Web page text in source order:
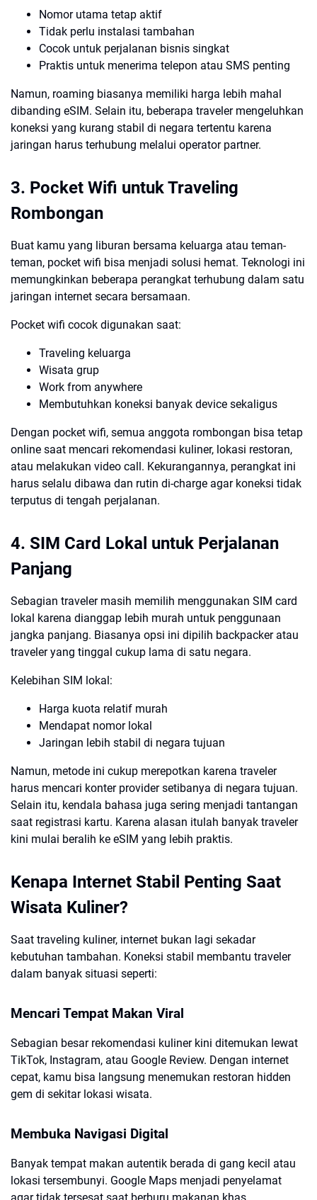
Nomor utama tetap aktif
Tidak perlu instalasi tambahan
Cocok untuk perjalanan bisnis singkat
Praktis untuk menerima telepon atau SMS penting
Namun, roaming biasanya memiliki harga lebih mahal
dibanding eSIM. Selain itu, beberapa traveler mengeluhkan
koneksi yang kurang stabil di negara tertentu karena
jaringan harus terhubung melalui operator partner.
3. Pocket Wifi untuk Traveling
Rombongan
Buat kamu yang liburan bersama keluarga atau teman-
teman, pocket wifi bisa menjadi solusi hemat. Teknologi ini
memungkinkan beberapa perangkat terhubung dalam satu
jaringan internet secara bersamaan.
Pocket wifi cocok digunakan saat:
Traveling keluarga
Wisata grup
Work from anywhere
Membutuhkan koneksi banyak device sekaligus
Dengan pocket wifi, semua anggota rombongan bisa tetap
online saat mencari rekomendasi kuliner, lokasi restoran,
atau melakukan video call. Kekurangannya, perangkat ini
harus selalu dibawa dan rutin di-charge agar koneksi tidak
terputus di tengah perjalanan.
4. SIM Card Lokal untuk Perjalanan
Panjang
Sebagian traveler masih memilih menggunakan SIM card
lokal karena dianggap lebih murah untuk penggunaan
jangka panjang. Biasanya opsi ini dipilih backpacker atau
traveler yang tinggal cukup lama di satu negara.
Kelebihan SIM lokal:
Harga kuota relatif murah
Mendapat nomor lokal
Jaringan lebih stabil di negara tujuan
Namun, metode ini cukup merepotkan karena traveler
harus mencari konter provider setibanya di negara tujuan.
Selain itu, kendala bahasa juga sering menjadi tantangan
saat registrasi kartu. Karena alasan itulah banyak traveler
kini mulai beralih ke eSIM yang lebih praktis.
Kenapa Internet Stabil Penting Saat
Wisata Kuliner?
Saat traveling kuliner, internet bukan lagi sekadar
kebutuhan tambahan. Koneksi stabil membantu traveler
dalam banyak situasi seperti:
Mencari Tempat Makan Viral
Sebagian besar rekomendasi kuliner kini ditemukan lewat
TikTok, Instagram, atau Google Review. Dengan internet
cepat, kamu bisa langsung menemukan restoran hidden
gem di sekitar lokasi wisata.
Membuka Navigasi Digital
Banyak tempat makan autentik berada di gang kecil atau
lokasi tersembunyi. Google Maps menjadi penyelamat